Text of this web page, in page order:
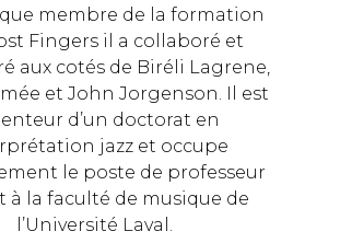
membre de la formation
Fingers il a collaboré et
aux cotés de Biréli Lagrene,
et John Jorgenson. Il est
d’un doctorat en
jazz et occupe
le poste de professeur
à la faculté de musique de
l’Université Laval.